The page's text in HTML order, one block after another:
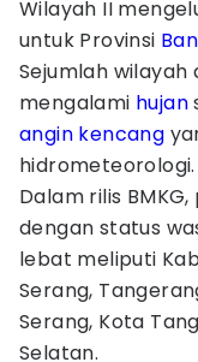
Wilayah II
untuk Provinsi
Sejumlah
mengalami hujan
angin kencang
hidrometeorologi.
Dalam rilis
dengan status
lebat meliputi
Serang,
Serang, Kota
Selatan.